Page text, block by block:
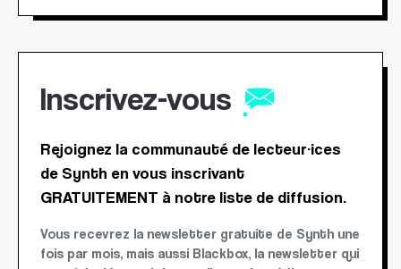
Inscrivez-vous
Rejoignez la communauté de lecteur·ices
de Synth en vous inscrivant
GRATUITEMENT à notre liste de diffusion.
Vous recevrez la newsletter gratuite de Synth une
fois par mois, mais aussi Blackbox, la newsletter qui